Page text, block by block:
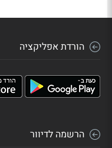
הורדת אפליקציה
הרשמה לדיוור